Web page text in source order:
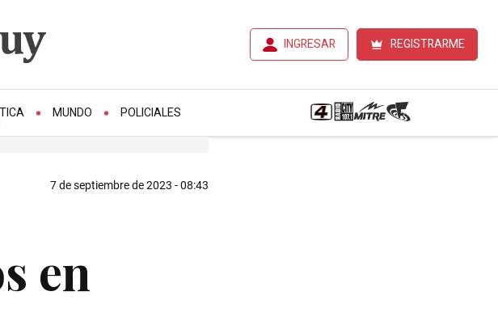
INGRESAR REGISTRARME
MUNDO
POLICIALES
7 de septiembre de 2023 - 08:43
en